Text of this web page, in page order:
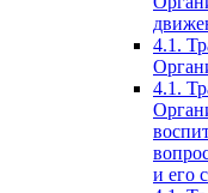
4.1.
4.1.
и его